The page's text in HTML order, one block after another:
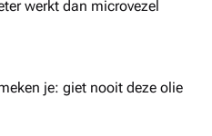
werkt dan microvezel
je: giet nooit deze olie